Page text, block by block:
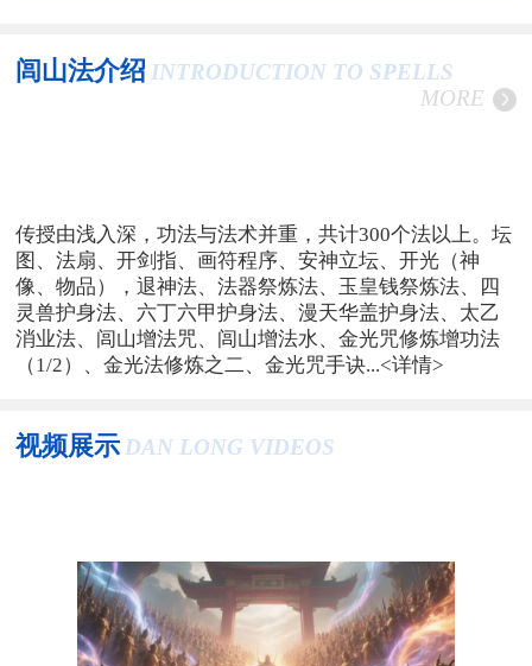
闾山法介绍 INTRODUCTION TO SPELLS
MORE
传授由浅入深，功法与法术并重，共计300个法以上。坛
图、法扇、开剑指、画符程序、安神立坛、开光（神
像、物品），退神法、法器祭炼法、玉皇钱祭炼法、四
灵兽护身法、六丁六甲护身法、漫天华盖护身法、太乙
消业法、闾山增法咒、闾山增法水、金光咒修炼增功法
（1/2）、金光法修炼之二、金光咒手诀...<详情>
视频展示 DAN LONG VIDEOS